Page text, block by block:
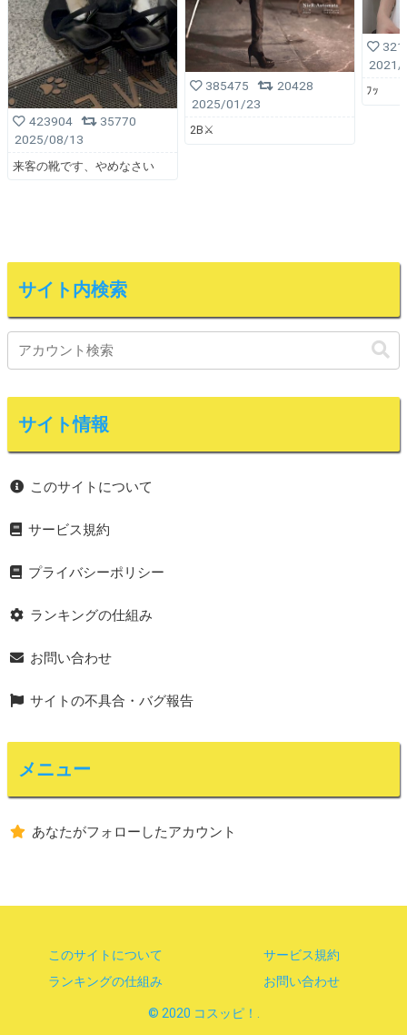
423904
35770
2025/08/13
来客の靴です、やめなさい
385475
20428
2025/01/23
2B⚔️
2021/
ﾌｯ
サイト内検索
サイト情報
このサイトについて
サービス規約
プライバシーポリシー
ランキングの仕組み
お問い合わせ
サイトの不具合・バグ報告
メニュー
あなたがフォローしたアカウント
このサイトについて
サービス規約
ランキングの仕組み
お問い合わせ
© 2020 コスッピ！.